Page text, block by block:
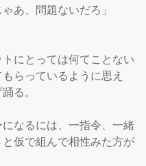
あ、問題ないだろ」
にとっては何てことない
らっているように思え
る。
になるには、一指令、一緒
仮で組んで相性みた方が